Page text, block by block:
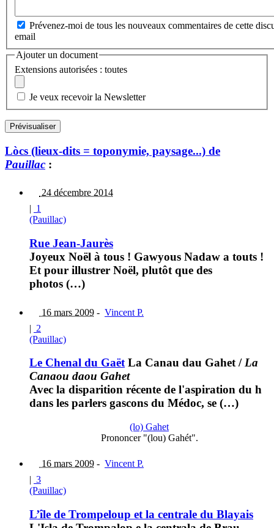
Prévenez-moi de tous les nouveaux commentaires de cette
email
Ajouter un document
Extensions autorisées : toutes
Je veux recevoir la Newsletter
Lòcs (lieux-dits = toponymie, paysage...) de
Pauillac :
24 décembre 2014
| 1
(Pauillac)
Rue Jean-Jaurès
Joyeux Noël à tous ! Gawyous Nadaw a touts !
Et pour illustrer Noël, plutôt que des
photos (…)
16 mars 2009 - Vincent P.
| 2
(Pauillac)
Le Chenal du GaëtLa Canau dau Gahet/La
Canaou daou Gahet
Avec la disparition récente de l'aspiration du h
dans les parlers gascons du Médoc, se (…)
(lo) Gahet
Prononcer "(lou) Gahét".
16 mars 2009 - Vincent P.
| 3
(Pauillac)
L’île de Trompeloup et la centrale du Blayais